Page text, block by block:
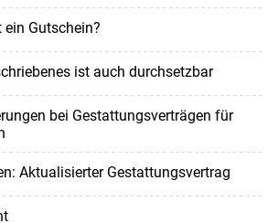
Gutschein?
ist auch durchsetzbar
bei Gestattungsverträgen für
Aktualisierter Gestattungsvertrag